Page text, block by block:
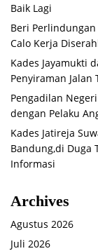
Baik Lagi
Beri
Calo Kerja
Kades Jayamukti
Penyiraman Jalan
Pengadilan
dengan Pelaku
Kades Jatireja
Bandung,di Duga
Informasi
Archives
Agustus 2026
Juli 2026